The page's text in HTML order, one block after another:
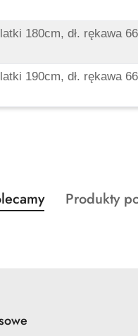
180cm, dł. rękawa
190cm, dł. rękawa
produktów
Produkty
Produkty